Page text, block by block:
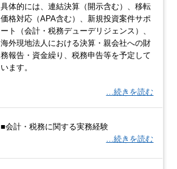
具体的には、連結決算（開示含む）、移転
価格対応（APA含む）、新規投資案件サポ
ート（会計・税務デューデリジェンス）、
海外現地法人における決算・親会社への財
務報告・資金繰り、税務申告等を予定して
います。
…続きを読む
■会計・税務に関する実務経験
…続きを読む